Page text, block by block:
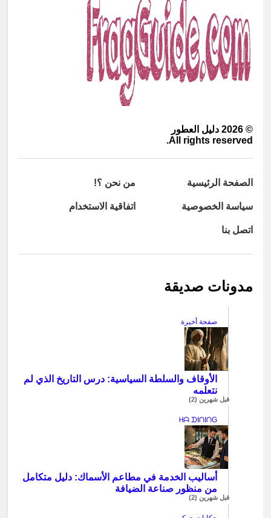
©
2026 دليل العطور
All rights reserved.
الصفحة الرئيسية من نحن ؟!
سياسة الخصوصية اتفاقية الاستخدام
اتصل بنا
مدونات صديقة
صفحة أخيرة
الأوقاف والسلطة السياسية: درس التاريخ الذي لم
نتعلمه
قبل شهرين (2)
ᕼᗩ ᗪIᑎIᑎG
أساليب الخدمة في مطاعم الأسماك: دليل متكامل
من منظور صناعة الضيافة
قبل شهرين (2)